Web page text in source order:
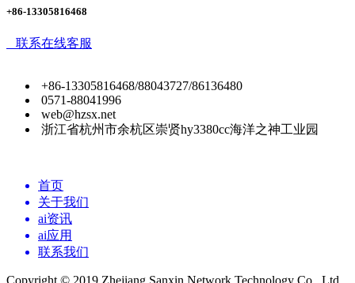
+86-13305816468
联系在线客服
+86-13305816468/88043727/86136480
0571-88041996
web@hzsx.net
浙江省杭州市余杭区崇贤hy3380cc海洋之神工业园
首页
关于我们
ai资讯
ai应用
联系我们
Copyright © 2019 Zhejiang Sanxin Network Technology Co., Ltd.